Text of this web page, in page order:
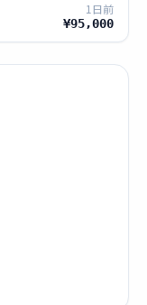
1日前
¥95,000